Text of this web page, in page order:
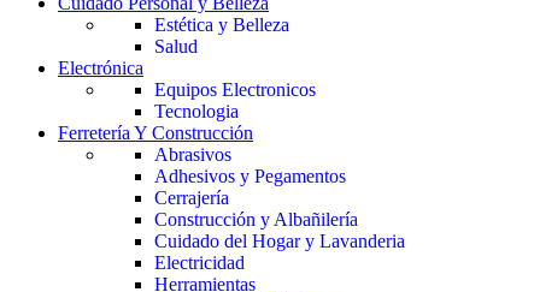
Estética y Belleza
Salud
Electrónica
Equipos Electronicos
Tecnologia
Ferretería Y Construcción
Abrasivos
Adhesivos y Pegamentos
Cerrajería
Construcción y Albañilería
Cuidado del Hogar y Lavanderia
Electricidad
Herramientas